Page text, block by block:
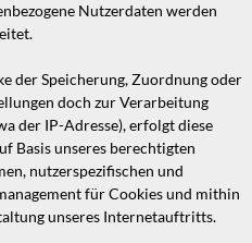
Nutzerdaten werden
der Speicherung, Zuordnung oder
doch zur Verarbeitung
der IP-Adresse), erfolgt diese
Basis unseres berechtigten
nutzerspezifischen und
für Cookies und mithin
unseres Internetauftritts.